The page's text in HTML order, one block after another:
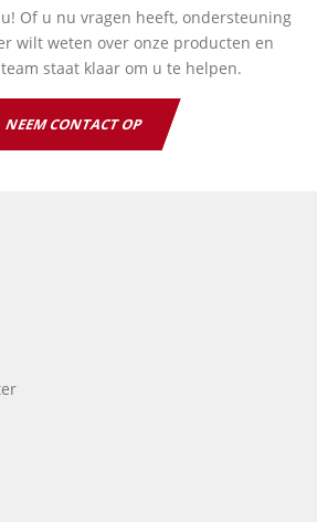
Of u nu vragen heeft, ondersteuning
wilt weten over onze producten en
staat klaar om u te helpen.
NEEM CONTACT OP